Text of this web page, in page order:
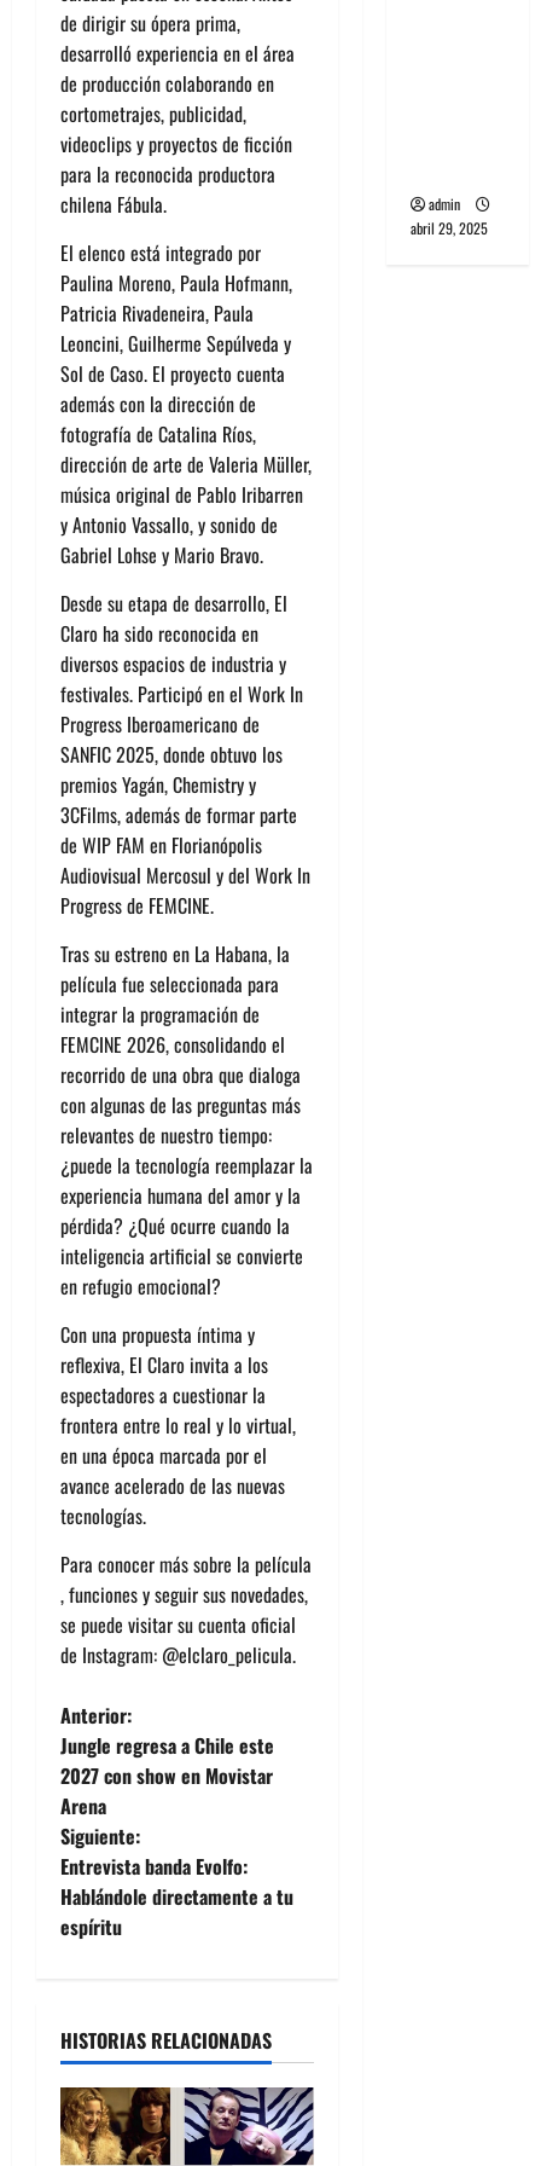
de dirigir su ópera prima,
desarrolló experiencia en el área
de producción colaborando en
cortometrajes, publicidad,
videoclips y proyectos de ficción
para la reconocida productora
chilena Fábula.
El elenco está integrado por
Paulina Moreno, Paula Hofmann,
Patricia Rivadeneira, Paula
Leoncini, Guilherme Sepúlveda y
Sol de Caso. El proyecto cuenta
además con la dirección de
fotografía de Catalina Ríos,
dirección de arte de Valeria Müller,
música original de Pablo Iribarren
y Antonio Vassallo, y sonido de
Gabriel Lohse y Mario Bravo.
Desde su etapa de desarrollo, El
Claro ha sido reconocida en
diversos espacios de industria y
festivales. Participó en el Work In
Progress Iberoamericano de
SANFIC 2025, donde obtuvo los
premios Yagán, Chemistry y
3CFilms, además de formar parte
de WIP FAM en Florianópolis
Audiovisual Mercosul y del Work In
Progress de FEMCINE.
Tras su estreno en La Habana, la
película fue seleccionada para
integrar la programación de
FEMCINE 2026, consolidando el
recorrido de una obra que dialoga
con algunas de las preguntas más
relevantes de nuestro tiempo:
¿puede la tecnología reemplazar la
experiencia humana del amor y la
pérdida? ¿Qué ocurre cuando la
inteligencia artificial se convierte
en refugio emocional?
Con una propuesta íntima y
reflexiva, El Claro invita a los
espectadores a cuestionar la
frontera entre lo real y lo virtual,
en una época marcada por el
avance acelerado de las nuevas
tecnologías.
Para conocer más sobre la película
, funciones y seguir sus novedades,
se puede visitar su cuenta oficial
de Instagram: @elclaro_pelicula.
N
a
v
e
g
c
i
ó
Anterior:
Jungle regresa a Chile este
2027 con show en Movistar
Arena
Siguiente:
Entrevista banda Evolfo:
Hablándole directamente a tu
espíritu
HISTORIAS RELACIONADAS
admin
abril 29, 2025